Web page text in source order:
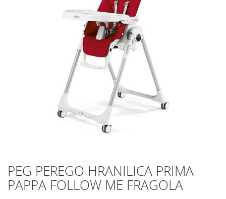
Skip
to
the
PEG PEREGO HRANILICA PRIMA
PAPPA FOLLOW ME FRAGOLA